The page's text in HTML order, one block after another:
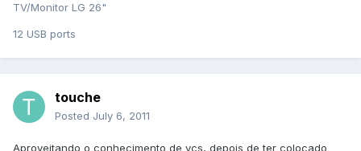
TV/Monitor LG 26"
12 USB ports
touche
Posted July 6, 2011
Aproveitando o conhecimento de vcs, depois de ter colocado